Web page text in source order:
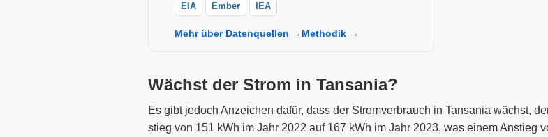
EIA Ember IEA
Mehr über Datenquellen → Methodik →
Wächst der Strom in Tansania?
Es gibt jedoch Anzeichen dafür, dass der Stromverbrauch in Tansania wächst,
stieg von 151 kWh im Jahr 2022 auf 167 kWh im Jahr 2023, was einem Anstieg